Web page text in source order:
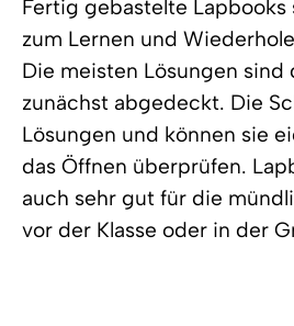
Fertig gebastelte Lapbooks
zum Lernen und
Die meisten Lösungen sind
zunächst abgedeckt. Die
Lösungen und können sie
das Öffnen überprüfen.
auch sehr gut für die
vor der Klasse oder in der